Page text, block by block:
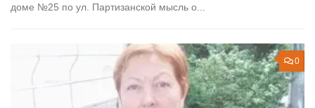
доме №25 по ул. Партизанской мысль о...
0